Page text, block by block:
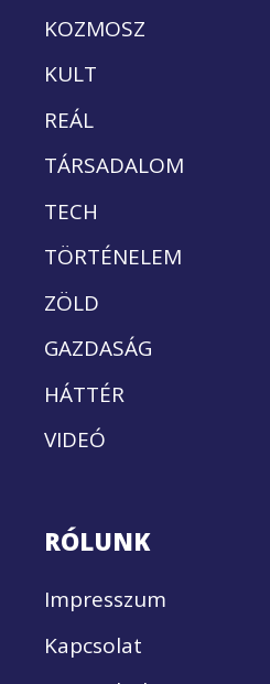
KOZMOSZ
KULT
REÁL
TÁRSADALOM
TECH
TÖRTÉNELEM
ZÖLD
GAZDASÁG
HÁTTÉR
VIDEÓ
RÓLUNK
Impresszum
Kapcsolat